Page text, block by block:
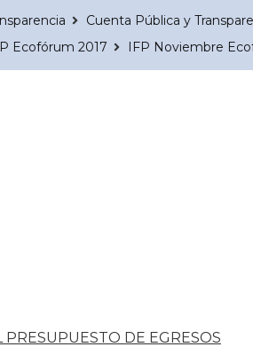
Cuenta Pública y
Ecofórum 2017 IFP Noviembre
DE EGRESOS